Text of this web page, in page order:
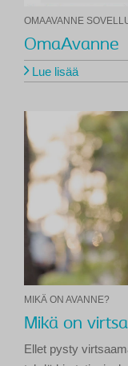
OMAAVANNE
OmaAvanne
Lue lisää
MIKÄ ON AVANNE?
Mikä on
Ellet pysty